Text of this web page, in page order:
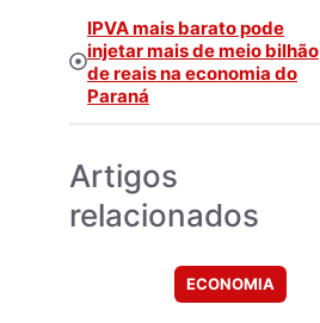
IPVA mais barato pode
injetar mais de meio bilhão
de reais na economia do
Paraná
Artigos
relacionados
ECONOMIA